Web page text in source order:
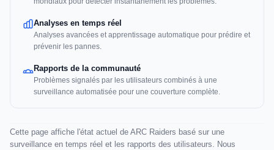
Analyses en temps réel
Analyses avancées et apprentissage automatique pour prédire et
prévenir les pannes.
Rapports de la communauté
Problèmes signalés par les utilisateurs combinés à une
surveillance automatisée pour une couverture complète.
Cette page affiche l'état actuel de ARC Raiders basé sur une
surveillance en temps réel et les rapports des utilisateurs. Nous